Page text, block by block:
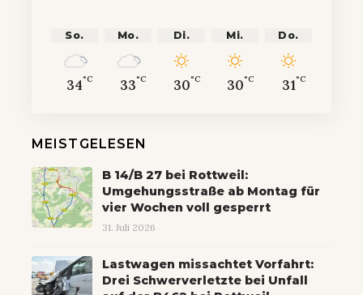
So.
34°C
Mo.
33°C
Di.
30°C
Mi.
30°C
Do.
31°C
MEISTGELESEN
B 14/B 27 bei Rottweil:
Umgehungsstraße ab Montag für
vier Wochen voll gesperrt
31. Juli 2026
Lastwagen missachtet Vorfahrt:
Drei Schwerverletzte bei Unfall